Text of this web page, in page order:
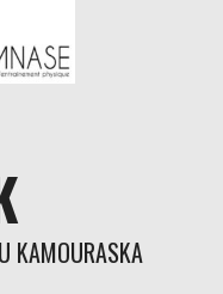
KAMOURASKA